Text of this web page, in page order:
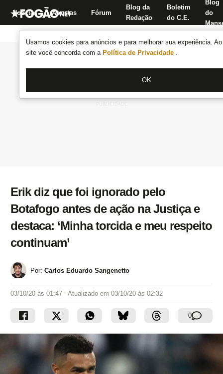
Usamos cookies para anúncios e para melhorar sua experiência.
site você concorda com a Política de Privacidade .
OK
Notícias Apostas Fórum
Blog da
Redação
Boletim
do C.E.
Blog
do
Erik diz que foi ignorado pelo
Botafogo antes de ação na Justiça e
destaca: ‘Minha torcida e meu respeito
continuam’
Por: Carlos Eduardo Sangenetto
03/10/20 às 01:47 - Atualizado em 03/10/20 às 02:32
0